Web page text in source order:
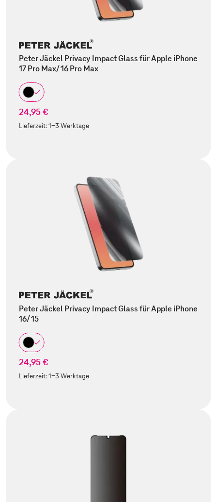
Peter Jäckel Privacy Impact Glass für Apple iPhone
17 Pro Max/ 16 Pro Max
24,95 €
Lieferzeit:1-3 Werktage
Peter Jäckel Privacy Impact Glass für Apple iPhone
16/ 15
24,95 €
Lieferzeit:1-3 Werktage